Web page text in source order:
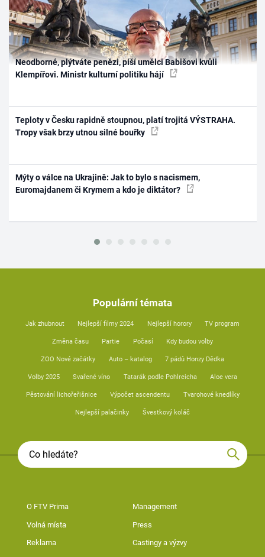
Neodborné, plýtváte penězi, píší umělci Babišovi kvůli
Klempířovi. Ministr kulturní politiku hájí
Teploty v Česku rapidně stoupnou, platí trojitá VÝSTRAHA.
Tropy však brzy utnou silné bouřky
Mýty o válce na Ukrajině: Jak to bylo s nacismem,
Euromajdanem či Krymem a kdo je diktátor?
Populární témata
Jak zhubnout Nejlepší filmy 2024 Nejlepší horory TV program
Změna času Partie Počasí Kdy budou volby
ZOO Nové začátky Auto – katalog 7 pádů Honzy Dědka
Volby 2025 Svařené víno Tatarák podle Pohlreicha Aloe vera
Pěstování lichořeřišnice Výpočet ascendentu Tvarohové knedlíky
Nejlepší palačinky Švestkový koláč
O FTV Prima Management
Volná místa Press
Reklama Castingy a výzvy